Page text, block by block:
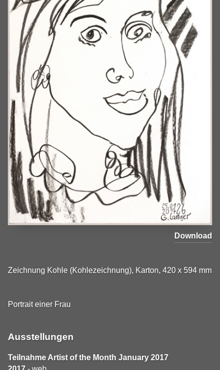
Download
Zeichnung Kohle (Kohlezeichnung), Karton, 420 x 594 mm
Portrait einer Frau
Ausstellungen
Teilnahme Artist of the Month January 2017